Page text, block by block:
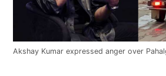
Akshay Kumar expressed anger over